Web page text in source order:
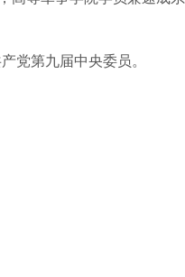
党第九届中央委员。